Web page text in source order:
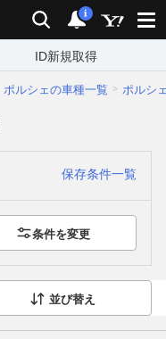
検索 通知
i
ID新規取得
ポルシェの車種一覧 ポルシ
保存条件一覧
条件を変更
並び替え